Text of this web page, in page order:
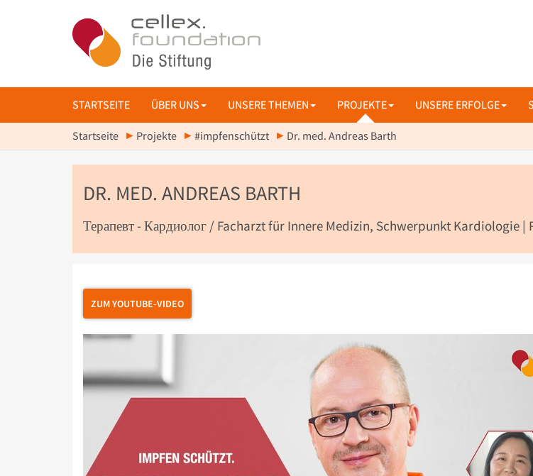
STARTSEITE ÜBER UNS UNSERE THEMEN PROJEKTE UNSERE ERFOLGE
Startseite Projekte #impfenschützt Dr. med. Andreas Barth
DR. MED. ANDREAS BARTH
Терапевт - Кардиолог / Facharzt für Innere Medizin, Schwerpunkt Kardiologie |
ZUM YOUTUBE-VIDEO